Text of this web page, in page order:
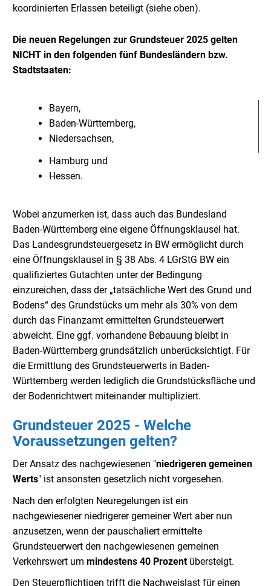
koordinierten Erlassen beteiligt (siehe oben).
Die neuen Regelungen zur Grundsteuer 2025 gelten
NICHT in den folgenden fünf Bundesländern bzw.
Stadtstaaten:
Bayern,
Baden-Württemberg,
Niedersachsen,
Hamburg und
Hessen.
Wobei anzumerken ist, dass auch das Bundesland
Baden-Württemberg eine eigene Öffnungsklausel hat.
Das Landesgrundsteuergesetz in BW ermöglicht durch
eine Öffnungsklausel in § 38 Abs. 4 LGrStG BW ein
qualifiziertes Gutachten unter der Bedingung
einzureichen, dass der „tatsächliche Wert des Grund und
Bodens“ des Grundstücks um mehr als 30% von dem
durch das Finanzamt ermittelten Grundsteuerwert
abweicht. Eine ggf. vorhandene Bebauung bleibt in
Baden-Württemberg grundsätzlich unberücksichtigt. Für
die Ermittlung des Grundsteuerwerts in Baden-
Württemberg werden lediglich die Grundstücksfläche und
der Bodenrichtwert miteinander multipliziert.
Grundsteuer 2025 - Welche
Voraussetzungen gelten?
Der Ansatz des nachgewiesenen "niedrigeren gemeinen
Werts" ist ansonsten gesetzlich nicht vorgesehen.
Nach den erfolgten Neuregelungen ist ein
nachgewiesener niedrigerer gemeiner Wert aber nun
anzusetzen, wenn der pauschaliert ermittelte
Grundsteuerwert den nachgewiesenen gemeinen
Verkehrswert um mindestens 40 Prozentübersteigt.
Den Steuerpflichtigen trifft die Nachweislast für einen